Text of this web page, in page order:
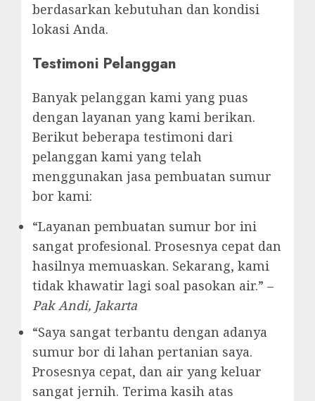
berdasarkan kebutuhan dan kondisi
lokasi Anda.
Testimoni Pelanggan
Banyak pelanggan kami yang puas
dengan layanan yang kami berikan.
Berikut beberapa testimoni dari
pelanggan kami yang telah
menggunakan jasa pembuatan sumur
bor kami:
“Layanan pembuatan sumur bor ini
sangat profesional. Prosesnya cepat dan
hasilnya memuaskan. Sekarang, kami
tidak khawatir lagi soal pasokan air.” –
Pak Andi, Jakarta
“Saya sangat terbantu dengan adanya
sumur bor di lahan pertanian saya.
Prosesnya cepat, dan air yang keluar
sangat jernih. Terima kasih atas